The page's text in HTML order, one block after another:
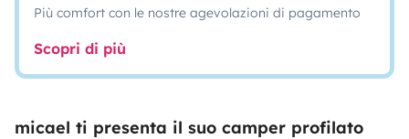
Più comfort con le nostre agevolazioni di pagamento
Scopri di più
micael ti presenta il suo camper profilato